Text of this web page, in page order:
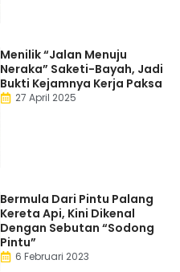
Menilik “Jalan Menuju
Neraka” Saketi-Bayah, Jadi
Bukti Kejamnya Kerja Paksa
27 April 2025
Bermula Dari Pintu Palang
Kereta Api, Kini Dikenal
Dengan Sebutan “Sodong
Pintu”
6 Februari 2023